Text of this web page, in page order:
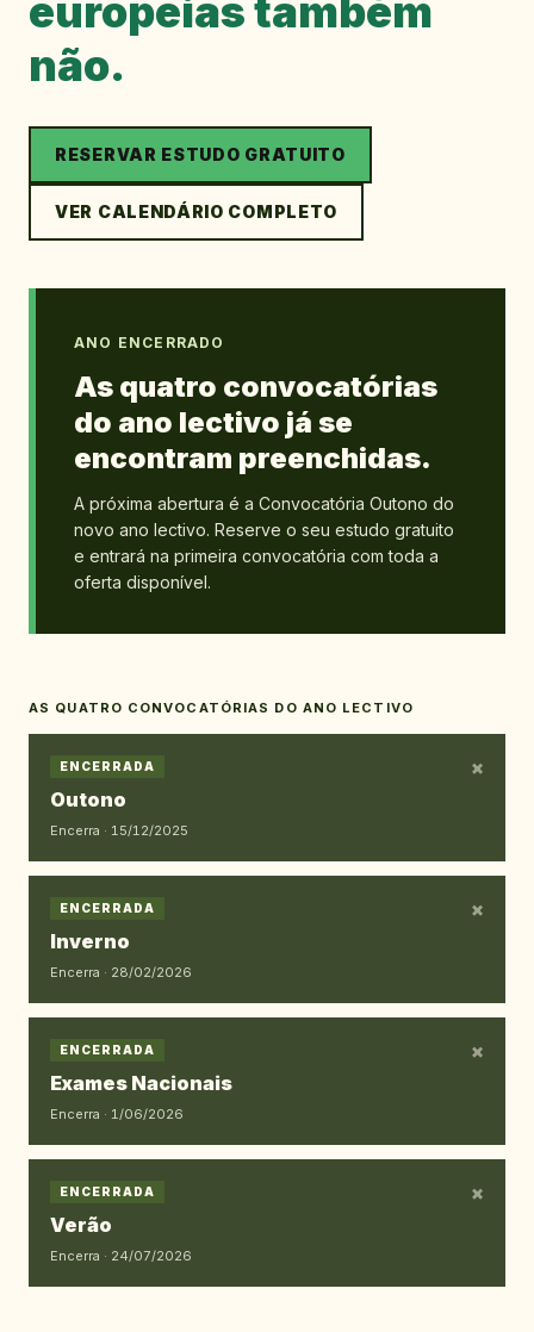
europeias também
não.
RESERVAR ESTUDO GRATUITO
VER CALENDÁRIO COMPLETO
ANO ENCERRADO
As quatro convocatórias
do ano lectivo já se
encontram preenchidas.
A próxima abertura é a Convocatória Outono do
novo ano lectivo. Reserve o seu estudo gratuito
e entrará na primeira convocatória com toda a
oferta disponível.
AS QUATRO CONVOCATÓRIAS DO ANO LECTIVO
ENCERRADA
×
Outono
Encerra · 15/12/2025
ENCERRADA
×
Inverno
Encerra · 28/02/2026
ENCERRADA
×
Exames Nacionais
Encerra · 1/06/2026
ENCERRADA
×
Verão
Encerra · 24/07/2026